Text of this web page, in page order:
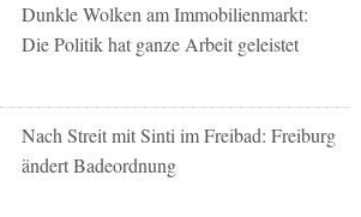
Dunkle Wolken am Immobilienmarkt:
Die Politik hat ganze Arbeit geleistet
Nach Streit mit Sinti im Freibad: Freiburg
ändert Badeordnung